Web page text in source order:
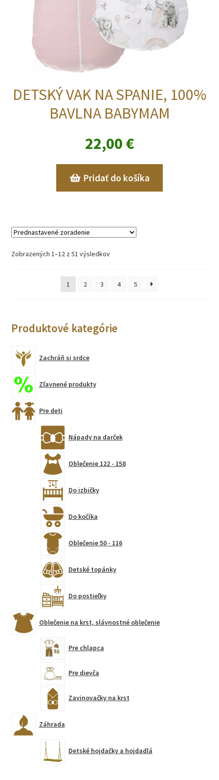
DETSKÝ VAK NA SPANIE, 100%
BAVLNA BABYMAM
22,00 €
Pridať do košíka
Zobrazených 1–12 z 51 výsledkov
1 2 3 4 5
Produktové kategórie
Zachráň si srdce
Zľavnené produkty
Pre deti
Nápady na darček
Oblečenie 122 - 158
Do izbičky
Do kočíka
Oblečenie 50 - 116
Detské topánky
Do postieľky
Oblečenie na krst, slávnostné oblečenie
Pre chlapca
Pre dievča
Zavinovačky na krst
Záhrada
Detské hojdačky a hojdadlá